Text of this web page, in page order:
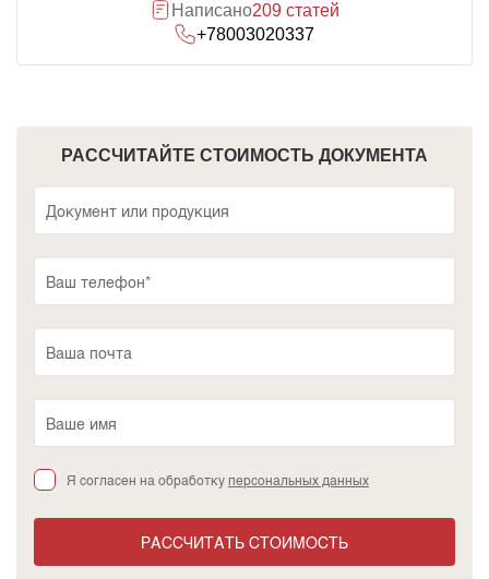
Написано209 статей
+78003020337
РАССЧИТАЙТЕ СТОИМОСТЬ ДОКУМЕНТА
Я согласен на обработкуперсональных данных
РАССЧИТАТЬ СТОИМОСТЬ